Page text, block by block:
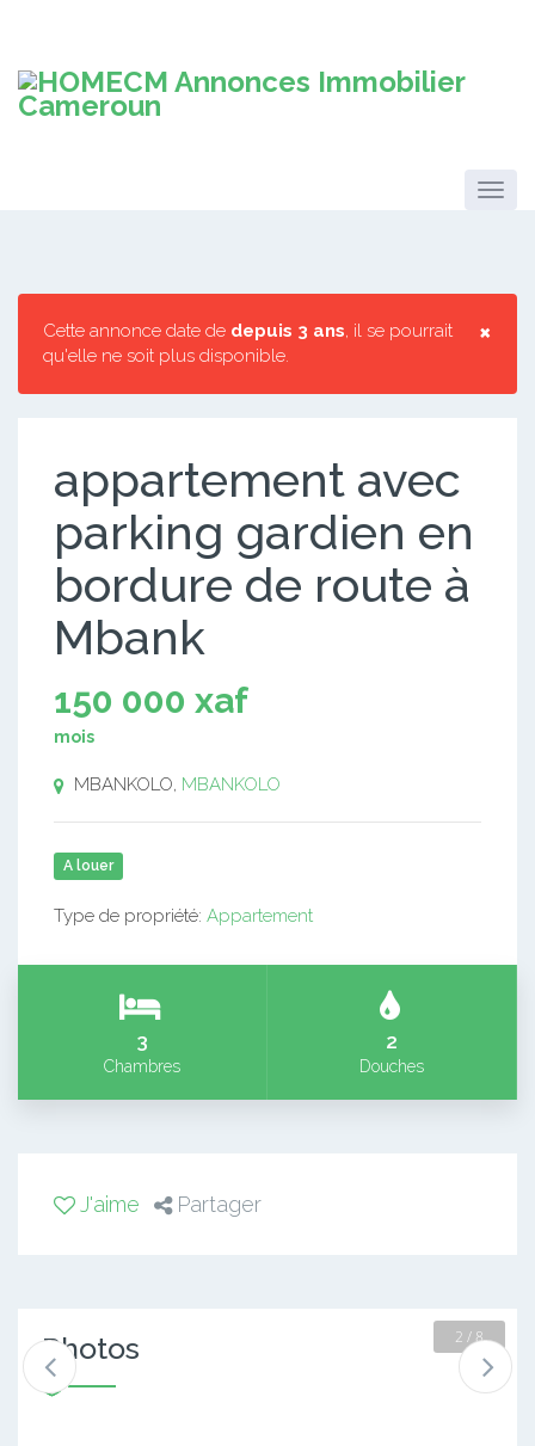
×
Cette annonce date de depuis 3 ans, il se pourrait
qu'elle ne soit plus disponible.
appartement avec
parking gardien en
bordure de route à
Mbank
150 000 xaf
mois
MBANKOLO, MBANKOLO
A louer
Type de propriété: Appartement
3
Chambres
2
Douches
J'aime Partager
Photos 2 / 8